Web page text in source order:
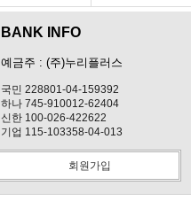
BANK INFO
예금주 : (주)누리플러스
국민 228801-04-159392
하나 745-910012-62404
신한 100-026-422622
기업 115-103358-04-013
회원가입